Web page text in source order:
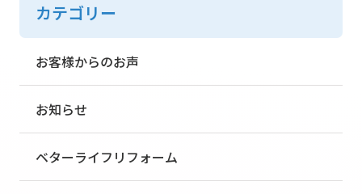
カテゴリー
お客様からのお声
お知らせ
ベターライフリフォーム